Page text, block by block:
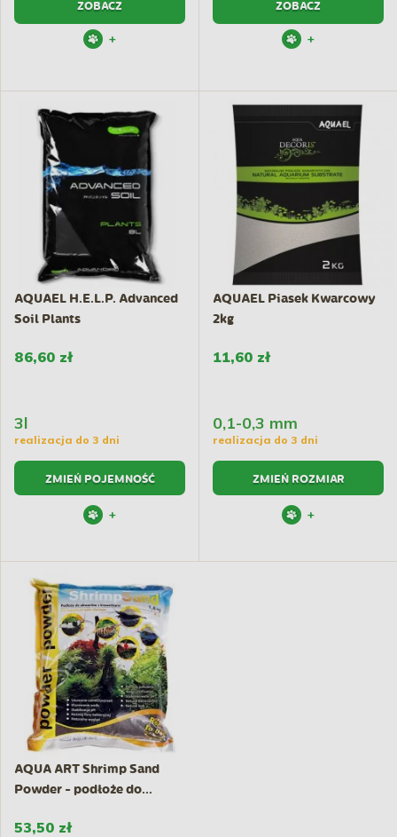
ZOBACZ
+
ZOBACZ
+
AQUAEL H.E.L.P. Advanced
Soil Plants
86,60 zł
3l
realizacja do 3 dni
ZMIEŃ POJEMNOŚĆ
+
AQUAEL Piasek Kwarcowy
2kg
11,60 zł
0,1-0,3 mm
realizacja do 3 dni
ZMIEŃ ROZMIAR
+
AQUA ART Shrimp Sand
Powder - podłoże do...
53,50 zł